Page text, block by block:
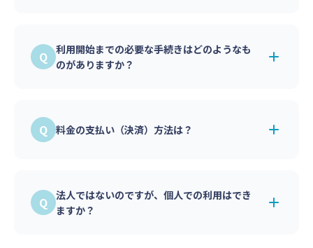
ます。
単純集計とローデータをCSVでダウンロードが
利用開始までの必要な手続きはどのようなも
のがありますか？
※ただしお客様の方で必要な手続きがございま
料金の支払い（決済）方法は？
ることが可能です。
請求書記載の支払期日までに銀行振込みでお支
法人ではないのですが、個人での利用はでき
ますか？